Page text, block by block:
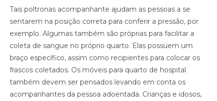
Tais poltronas acompanhante ajudam as pessoas a se
sentarem na posição correta para conferir a pressão, por
exemplo. Algumas também são próprias para facilitar a
coleta de sangue no próprio quarto. Elas possuem um
braço específico, assim como recipientes para colocar os
frascos coletados. Os móveis para quarto de hospital
também devem ser pensados levando em conta os
acompanhantes da pessoa adoentada. Crianças e idosos,